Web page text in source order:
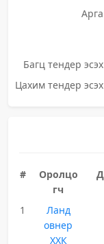
Арга
Багц тендер эсэх
Цахим тендер эсэх
#
Оролцо
гч
1
Ланд
овнер
ХХК